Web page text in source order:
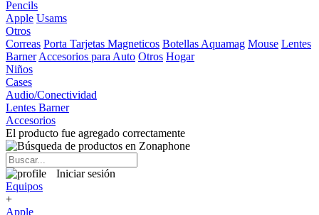
Pencils
Apple Usams
Otros
Correas Porta Tarjetas Magneticos Botellas Aquamag Mouse Lentes
Barner Accesorios para Auto Otros Hogar
Niños
Cases
Audio/Conectividad
Lentes Barner
Accesorios
El producto fue agregado correctamente
Iniciar sesión
Equipos
+
Apple